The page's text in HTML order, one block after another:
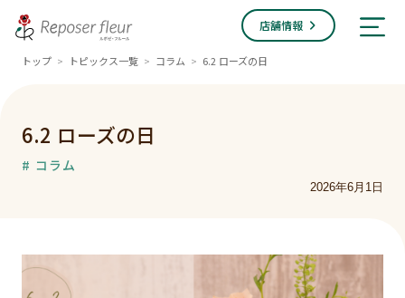
店舗情報
トップ > トピックス一覧 > コラム > 6.2 ローズの日
6.2 ローズの日
# コラム
2026年6月1日